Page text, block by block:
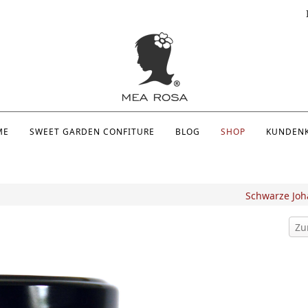
SWEET GARDEN CONFITURE BLOG SHOP
Schwarze